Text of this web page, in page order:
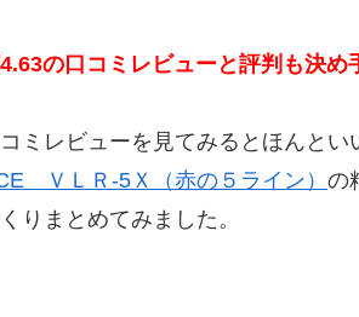
の口コミレビューと評判も決め
ミレビューを見てみるとほんと
ＶＬＲ-5Ｘ（赤の５ライン） の
りまとめてみました。